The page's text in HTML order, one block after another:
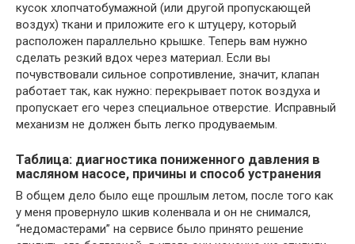
кусок хлопчатобумажной (или другой пропускающей
воздух) ткани и приложите его к штуцеру, который
расположен параллельно крышке. Теперь вам нужно
сделать резкий вдох через материал. Если вы
почувствовали сильное сопротивление, значит, клапан
работает так, как нужно: перекрывает поток воздуха и
пропускает его через специальное отверстие. Исправный
механизм не должен быть легко продуваемым.
Таблица: диагностика пониженного давления в
масляном насосе, причины и способ устранения
В общем дело было еще прошлым летом, после того как
у меня провернуло шкив коленвала и он не снимался,
“недомастерами” на сервисе было принято решение